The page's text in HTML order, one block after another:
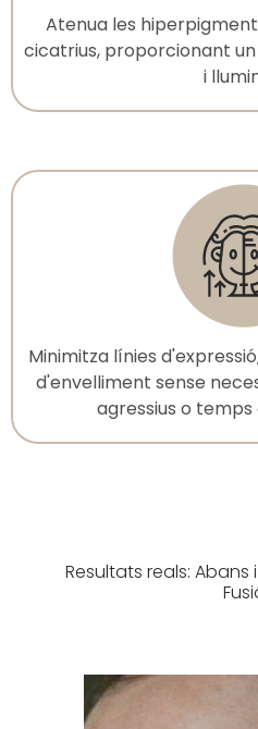
Atenua les
cicatrius, proporcionant
i
Minimitza línies
d'envelliment sense
agressius o
Resultats reals: